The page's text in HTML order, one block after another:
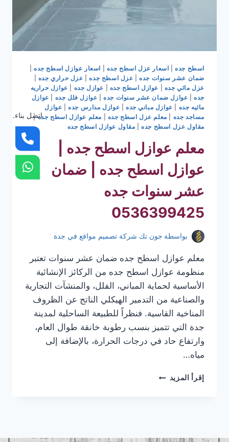
اسطح جده| اسعار عزل اسطح جده اسعار عوازل اسطح جده|
ضمان عشر سنوات جده| عزل اسطح جده| عزل حراري جده
عزل مائي جده
عوازل اسطح جده عوازل جده
عوازل حراريه
جده| عوازل ضمان عشر سنوات جده| عوازل فلل جده
عوازل
مائيه جده
عوازل مباني جده عوازل مدارس جده| عوازل
مساجد جده
معلم عزل اسطح جده معلم عوازل اسطح جده|
مقاول عزل اسطح جده| مقاول عوازل اسطح جده
معلم عوازل اسطح جده |
عوازل اسطح جده | ضمان
عشر سنوات جده
0536399425
بواسطة جون تك شركة تصميم مواقع في جدة
معلم عوازل اسطح جده ضمان عشر سنوات تعتبر
منظومة عوازل اسطح جده من الركائز الإنشائية
الأساسية لحماية المباني، الفلل، والمنشآت التجارية
والصناعية من التدمير الهيكلي الناتج عن الظروف
المناخية القاسية. فنظراً للطبيعة الساحلية لمدينة
جدة التي تتميز بنسب رطوبة خانقة طوال العام،
وارتفاع حاد في درجات الحرارة، بالإضافة إلى
مياه…
إقرأ المزيد معلم
اسطح
اتصل بناء.